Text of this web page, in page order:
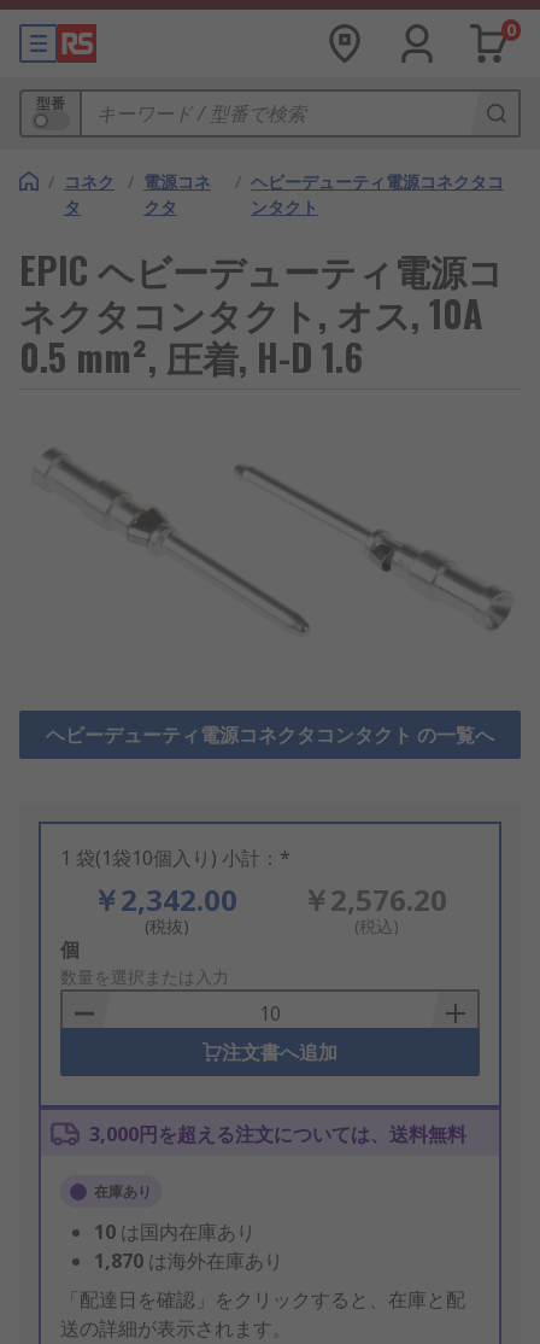
0
型番
/ コネク
タ
/ 電源コネ
クタ
/ ヘビーデューティ電源コネクタコ
ンタクト
EPIC ヘビーデューティ電源コ
ネクタコンタクト, オス, 10A
0.5 mm², 圧着, H-D 1.6
ヘビーデューティ電源コネクタコンタクト の一覧へ
1 袋(1袋10個入り) 小計：*
￥2,342.00
(税抜)
￥2,576.20
(税込)
Add
to
Basket
個
数量を選択または入力
注文書へ追加
3,000円を超える注文については、送料無料
在庫あり
10 は国内在庫あり
1,870 は海外在庫あり
「配達日を確認」をクリックすると、在庫と配
送の詳細が表示されます。